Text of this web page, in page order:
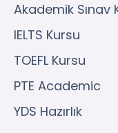
Akademik Sınav
IELTS Kursu
TOEFL Kursu
PTE Academic
YDS Hazırlık